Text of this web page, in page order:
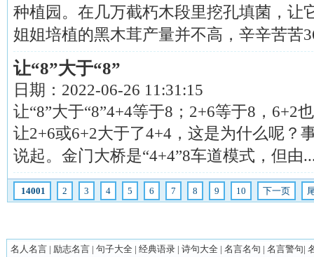
种植园。在几万截朽木段里挖孔填菌，让
姐姐培植的黑木茸产量并不高，辛辛苦苦
让“8”大于“8”
日期： 2022-06-26 11:31:15
让“8”大于“8”4+4等于8；2+6等于8，6+2
让2+6或6+2大于了4+4，这是为什么呢？
说起。金门大桥是“4+4”8车道模式，但由
14001 2 3 4 5 6 7 8 9 10 下一页
名人名言| 励志名言| 句子大全| 经典语录| 诗句大全| 名言名句 | 名言警句|